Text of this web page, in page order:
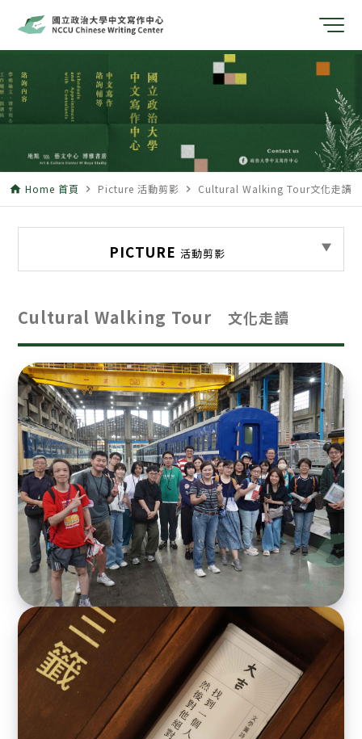
home Home 首頁 navigate_next Picture 活動剪影 navigate_next Cultural Walking Tour文化走讀
PICTURE 活動剪影
Cultural Walking Tour 文化走讀